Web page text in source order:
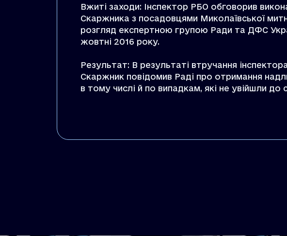
Вжиті заходи: Iнспектор РБО обговорив
Скаржника з посадовцями Миколаївської
розгляд експертною групою Ради та ДФС
жовтні 2016 року.
Результат: В результаті втручання
Скаржник повідомив Раді про отримання
в тому числі й по випадкам, які не увійшли до